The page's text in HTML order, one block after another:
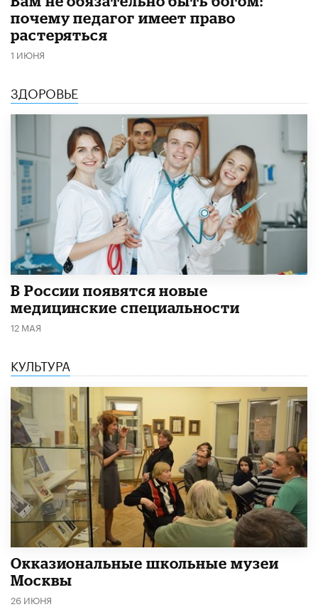
почему педагог имеет право
растеряться
1 ИЮНЯ
ЗДОРОВЬЕ
В России появятся новые
медицинские специальности
12 МАЯ
КУЛЬТУРА
​Окказиональные школьные музеи
Москвы
26 ИЮНЯ